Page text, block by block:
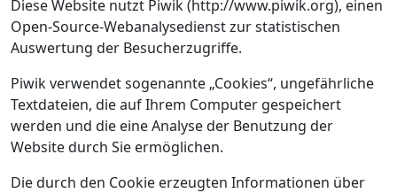
Diese Website nutzt Piwik (http://www.piwik.org), einen
Open-Source-Webanalysedienst zur statistischen
Auswertung der Besucherzugriffe.
Piwik verwendet sogenannte „Cookies“, ungefährliche
Textdateien, die auf Ihrem Computer gespeichert
werden und die eine Analyse der Benutzung der
Website durch Sie ermöglichen.
Die durch den Cookie erzeugten Informationen über